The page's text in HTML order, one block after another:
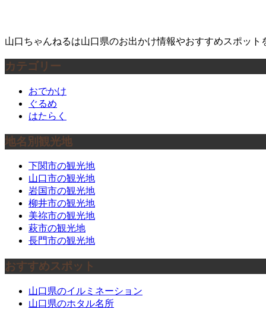
山口ちゃんねるは山口県のお出かけ情報やおすすめスポッ
カテゴリー
おでかけ
ぐるめ
はたらく
地名別観光地
下関市の観光地
山口市の観光地
岩国市の観光地
柳井市の観光地
美祢市の観光地
萩市の観光地
長門市の観光地
おすすめスポット
山口県のイルミネーション
山口県のホタル名所